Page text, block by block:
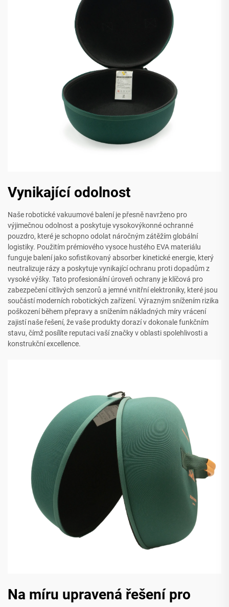
Vynikající odolnost
Naše robotické vakuumové balení je přesně navrženo pro
výjimečnou odolnost a poskytuje vysokovýkonné ochranné
pouzdro, které je schopno odolat náročným zátěžím globální
logistiky. Použitím prémiového vysoce hustého EVA materiálu
funguje balení jako sofistikovaný absorber kinetické energie, který
neutralizuje rázy a poskytuje vynikající ochranu proti dopadům z
vysoké výšky. Tato profesionální úroveň ochrany je klíčová pro
zabezpečení citlivých senzorů a jemné vnitřní elektroniky, které jsou
součástí moderních robotických zařízení. Výrazným snížením rizika
poškození během přepravy a snížením nákladných míry vrácení
zajistí naše řešení, že vaše produkty dorazí v dokonale funkčním
stavu, čímž posílíte reputaci vaší značky v oblasti spolehlivosti a
konstrukční excellence.
Na míru upravená řešení pro